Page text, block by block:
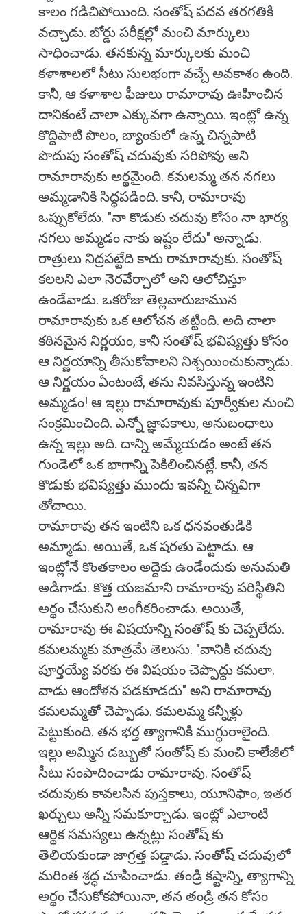
కాలం గడిచిపోయింది. సంతోష్ పదవ తరగతికి
వచ్చాడు. బోర్డు పరీక్షల్లో మంచి మార్కులు
సాధించాడు. తనకున్న మార్కులకు మంచి
కళాశాలలో సీటు సులభంగా వచ్చే అవకాశం ఉంది.
కానీ, ఆ కళాశాల ఫీజులు రామారావు ఊహించిన
దానికంటే చాలా ఎక్కువగా ఉన్నాయి. ఇంట్లో ఉన్న
కొద్దిపాటి పొలం, బ్యాంకులో ఉన్న చిన్నపాటి
పొదుపు సంతోష్ చదువుకు సరిపోవు అని
రామారావుకు అర్థమైంది. కమలమ్మ తన నగలు
అమ్మడానికి సిద్ధపడింది. కానీ, రామారావు
ఒప్పుకోలేదు. "నా కొడుకు చదువు కోసం నా భార్య
నగలు అమ్మడం నాకు ఇష్టం లేదు" అన్నాడు.
రాత్రులు నిద్రపట్టేది కాదు రామారావుకు. సంతోష్
కలలని ఎలా నెరవేర్చాలో అని ఆలోచిస్తూ
ఉండేవాడు. ఒకరోజు తెల్లవారుజామున
రామారావుకు ఒక ఆలోచన తట్టింది. అది చాలా
కఠినమైన నిర్ణయం, కానీ సంతోష్ భవిష్యత్తు కోసం
ఆ నిర్ణయాన్ని తీసుకోవాలని నిశ్చయించుకున్నాడు.
ఆ నిర్ణయం ఏంటంటే, తను నివసిస్తున్న ఇంటిని
అమ్మడం! ఆ ఇల్లు రామారావుకు పూర్వీకుల నుంచి
సంక్రమించింది. ఎన్నో జ్ఞాపకాలు, అనుబంధాలు
ఉన్న ఇల్లు అది. దాన్ని అమ్మేయడం అంటే తన
గుండెలో ఒక భాగాన్ని పెకిలించినట్లే. కానీ, తన
కొడుకు భవిష్యత్తు ముందు ఇవన్నీ చిన్నవిగా
తోచాయి.
రామారావు తన ఇంటిని ఒక ధనవంతుడికి
అమ్మాడు. అయితే, ఒక షరతు పెట్టాడు. ఆ
ఇంట్లోనే కొంతకాలం అద్దెకు ఉండేందుకు అనుమతి
అడిగాడు. కొత్త యజమాని రామారావు పరిస్థితిని
అర్థం చేసుకుని అంగీకరించాడు. అయితే,
రామారావు ఈ విషయాన్ని సంతోష్ కు చెప్పలేదు.
కమలమ్మకు మాత్రమే తెలుసు. "వానికి చదువు
పూర్తయ్యే వరకు ఈ విషయం చెప్పొద్దు కమలా.
వాడు ఆందోళన పడకూడదు" అని రామారావు
కమలమ్మతో చెప్పాడు. కమలమ్మ కన్నీళ్లు
పెట్టుకుంది. తన భర్త త్యాగానికి ముగ్ధురాలైంది.
ఇల్లు అమ్మిన డబ్బుతో సంతోష్ కు మంచి కాలేజీలో
సీటు సంపాదించాడు రామారావు. సంతోష్
చదువుకు కావలసిన పుస్తకాలు, యూనిఫాం, ఇతర
ఖర్చులు అన్నీ సమకూర్చాడు. ఇంట్లో ఎలాంటి
ఆర్థిక సమస్యలు ఉన్నట్లు సంతోష్ కు
తెలియకుండా జాగ్రత్త పడ్డాడు. సంతోష్ చదువులో
మరింత శ్రద్ధ చూపించాడు. తండ్రి కష్టాన్ని, త్యాగాన్ని
అర్థం చేసుకోకపోయినా, తన తండ్రి తన కోసం